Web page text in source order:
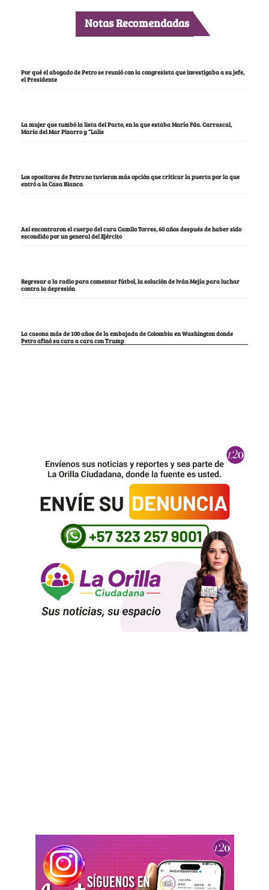
Notas Recomendadas
Por qué el abogado de Petro se reunió con la congresista que investigaba a su jefe,
el Presidente
La mujer que tumbó la lista del Pacto, en la que estaba María Fda. Carrascal,
María del Mar Pizarro y “Lalis
Los opositores de Petro no tuvieron más opción que criticar la puerta por la que
entró a la Casa Blanca
Así encontraron el cuerpo del cura Camilo Torres, 60 años después de haber sido
escondido por un general del Ejército
Regresar a la radio para comentar fútbol, la solución de Iván Mejía para luchar
contra la depresión
La casona más de 100 años de la embajada de Colombia en Washington donde
Petro afinó su cara a cara con Trump